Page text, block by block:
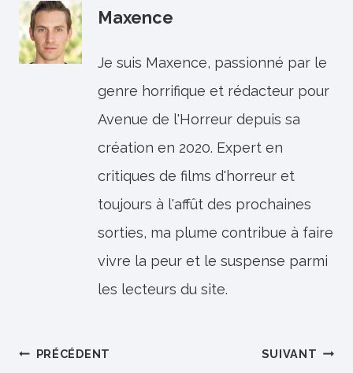
Maxence
Je suis Maxence, passionné par le
genre horrifique et rédacteur pour
Avenue de l'Horreur depuis sa
création en 2020. Expert en
critiques de films d'horreur et
toujours à l'affût des prochaines
sorties, ma plume contribue à faire
vivre la peur et le suspense parmi
les lecteurs du site.
Navigation
PRÉCÉDENT SUIVANT